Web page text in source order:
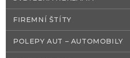
FIREMNÍ ŠTÍTY
POLEPY AUT – AUTOMOBILY